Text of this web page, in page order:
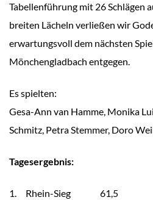
Tabellenführung mit 26 Schlägen
breiten Lächeln verließen wir
erwartungsvoll dem nächsten
Mönchengladbach entgegen.
Es spielten:
Gesa-Ann van Hamme, Monika
Schmitz, Petra Stemmer, Doro
Tagesergebnis:
1. Rhein-Sieg 61,5